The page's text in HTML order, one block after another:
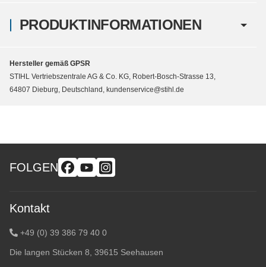
PRODUKTINFORMATIONEN
Hersteller gemäß GPSR
STIHL Vertriebszentrale AG & Co. KG, Robert-Bosch-Strasse 13,
64807 Dieburg, Deutschland, kundenservice@stihl.de
FOLGEN
Kontakt
+49 (0) 39 386 79 40 0
Die langen Stücken 8, 39615 Seehausen